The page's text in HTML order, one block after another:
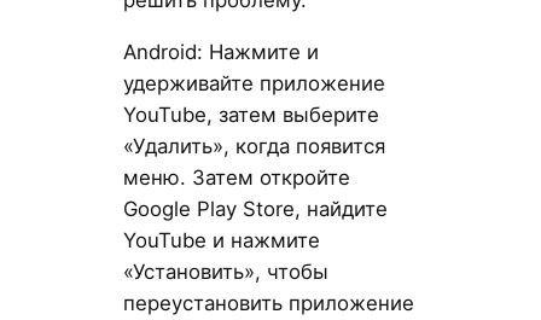
Android: Нажмите и
удерживайте приложение
YouTube, затем выберите
«Удалить», когда появится
меню. Затем откройте
Google Play Store, найдите
YouTube и нажмите
«Установить», чтобы
переустановить приложение